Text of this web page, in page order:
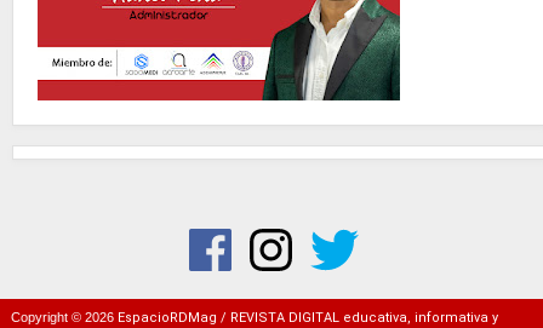
Copyright © 2026 EspacioRDMag / REVISTA DIGITAL educativa, informativa y